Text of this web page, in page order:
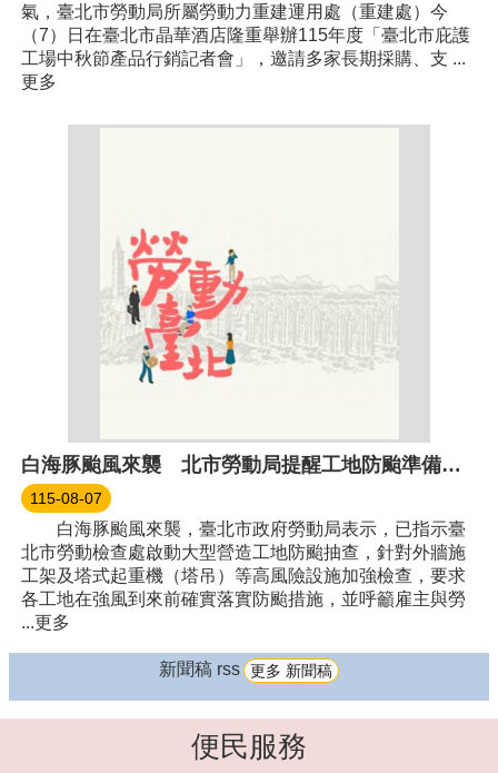
氣，臺北市勞動局所屬勞動力重建運用處（重建處）今
（7）日在臺北市晶華酒店隆重舉辦115年度「臺北市庇護
工場中秋節產品行銷記者會」，邀請多家長期採購、支 ...
更多
白海豚颱風來襲 北市勞動局提醒工地防颱準備、籲雇主守法防災
115-08-07
白海豚颱風來襲，臺北市政府勞動局表示，已指示臺
北市勞動檢查處啟動大型營造工地防颱抽查，針對外牆施
工架及塔式起重機（塔吊）等高風險設施加強檢查，要求
各工地在強風到來前確實落實防颱措施，並呼籲雇主與勞
...更多
新聞稿 rss 更多 新聞稿
便民服務